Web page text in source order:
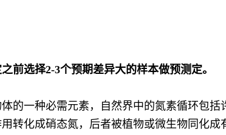
前选择2-3个预期差异大的样本做预测定。
的一种必需元素，自然界中的氮素循环包
转化成硝态氮，后者被植物或微生物同化